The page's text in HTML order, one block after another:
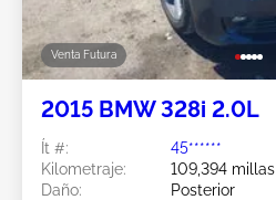
Venta Futura
2015 BMW 328i 2.0L
Ít #:
45******
Kilometraje:
109,394 millas
Daño:
Posterior